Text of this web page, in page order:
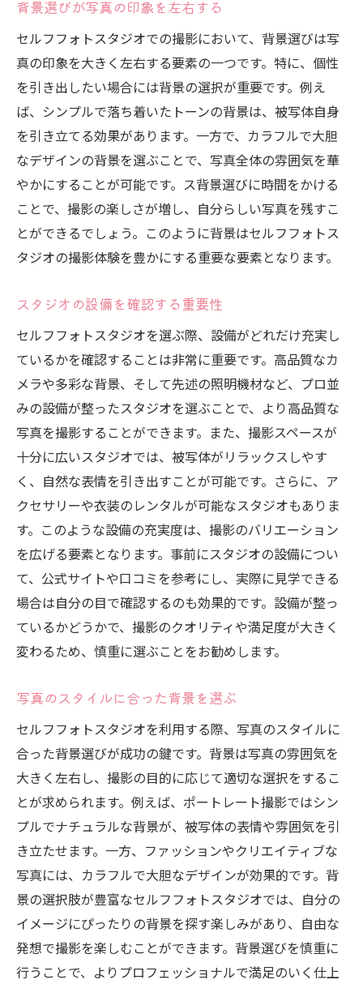
背景選びが写真の印象を左右する
セルフフォトスタジオでの撮影において、背景選びは写
真の印象を大きく左右する要素の一つです。特に、個性
を引き出したい場合には背景の選択が重要です。例え
ば、シンプルで落ち着いたトーンの背景は、被写体自身
を引き立てる効果があります。一方で、カラフルで大胆
なデザインの背景を選ぶことで、写真全体の雰囲気を華
やかにすることが可能です。ス背景選びに時間をかける
ことで、撮影の楽しさが増し、自分らしい写真を残すこ
とができるでしょう。このように背景はセルフフォトス
タジオの撮影体験を豊かにする重要な要素となります。
スタジオの設備を確認する重要性
セルフフォトスタジオを選ぶ際、設備がどれだけ充実し
ているかを確認することは非常に重要です。高品質なカ
メラや多彩な背景、そして先述の照明機材など、プロ並
みの設備が整ったスタジオを選ぶことで、より高品質な
写真を撮影することができます。また、撮影スペースが
十分に広いスタジオでは、被写体がリラックスしやす
く、自然な表情を引き出すことが可能です。さらに、ア
クセサリーや衣装のレンタルが可能なスタジオもありま
す。このような設備の充実度は、撮影のバリエーション
を広げる要素となります。事前にスタジオの設備につい
て、公式サイトや口コミを参考にし、実際に見学できる
場合は自分の目で確認するのも効果的です。設備が整っ
ているかどうかで、撮影のクオリティや満足度が大きく
変わるため、慎重に選ぶことをお勧めします。
写真のスタイルに合った背景を選ぶ
セルフフォトスタジオを利用する際、写真のスタイルに
合った背景選びが成功の鍵です。背景は写真の雰囲気を
大きく左右し、撮影の目的に応じて適切な選択をするこ
とが求められます。例えば、ポートレート撮影ではシン
プルでナチュラルな背景が、被写体の表情や雰囲気を引
き立たせます。一方、ファッションやクリエイティブな
写真には、カラフルで大胆なデザインが効果的です。背
景の選択肢が豊富なセルフフォトスタジオでは、自分の
イメージにぴったりの背景を探す楽しみがあり、自由な
発想で撮影を楽しむことができます。背景選びを慎重に
行うことで、よりプロフェッショナルで満足のいく仕上